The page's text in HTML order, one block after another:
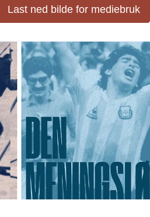
+ ansvarlig for
Last ned bilde for mediebruk